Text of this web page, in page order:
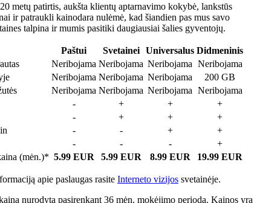
metų patirtis, aukšta klientų aptarnavimo kokybė, lankstūs
ir patraukli kainodara nulėmė, kad šiandien pas mus savo
talpina ir mumis pasitiki daugiausiai šalies gyventojų.
Paštui Svetainei Universalus Didmeninis
Neribojama Neribojama Neribojama Neribojama
Neribojama Neribojama Neribojama
200 GB
Neribojama Neribojama Neribojama Neribojama
- + +
+
- + +
+
- - +
+
- - -
+
(mėn.)* 5.99 EUR 5.99 EUR 8.99 EUR 19.99 EUR
apie paslaugas rasite Interneto vizijos svetainėje.
nurodyta pasirenkant 36 mėn. mokėjimo periodą. Kainos yra